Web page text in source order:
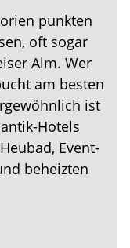
punkten
oft sogar
Alm. Wer
am besten
ist
Hotels
Event-
beheizten